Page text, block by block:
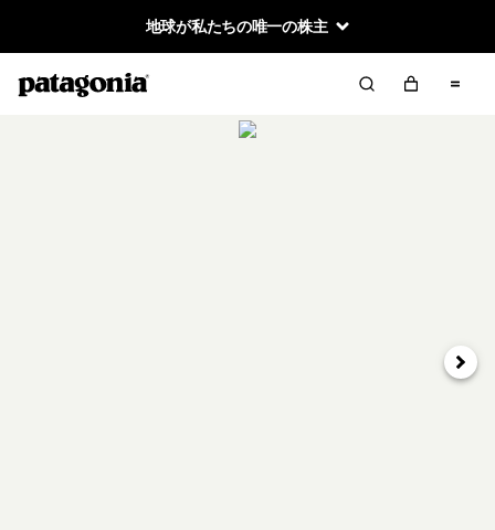
地球が私たちの唯一の株主
次へ